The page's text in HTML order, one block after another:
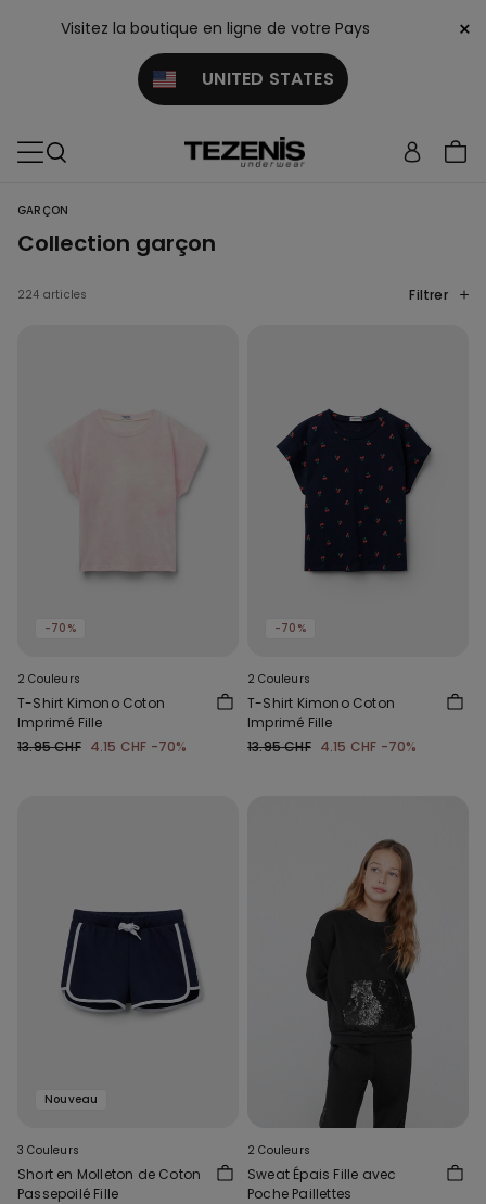
Visitez la boutique en ligne de votre Pays
UNITED STATES
×
GARÇON
Collection garçon
224 articles Filtrer
-70%
2 Couleurs
T-Shirt Kimono Coton
Imprimé Fille
13.95 CHF 4.15 CHF -70%
-70%
2 Couleurs
T-Shirt Kimono Coton
Imprimé Fille
13.95 CHF 4.15 CHF -70%
Nouveau
3 Couleurs
Short en Molleton de Coton
Passepoilé Fille
2 Couleurs
Sweat Épais Fille avec
Poche Paillettes